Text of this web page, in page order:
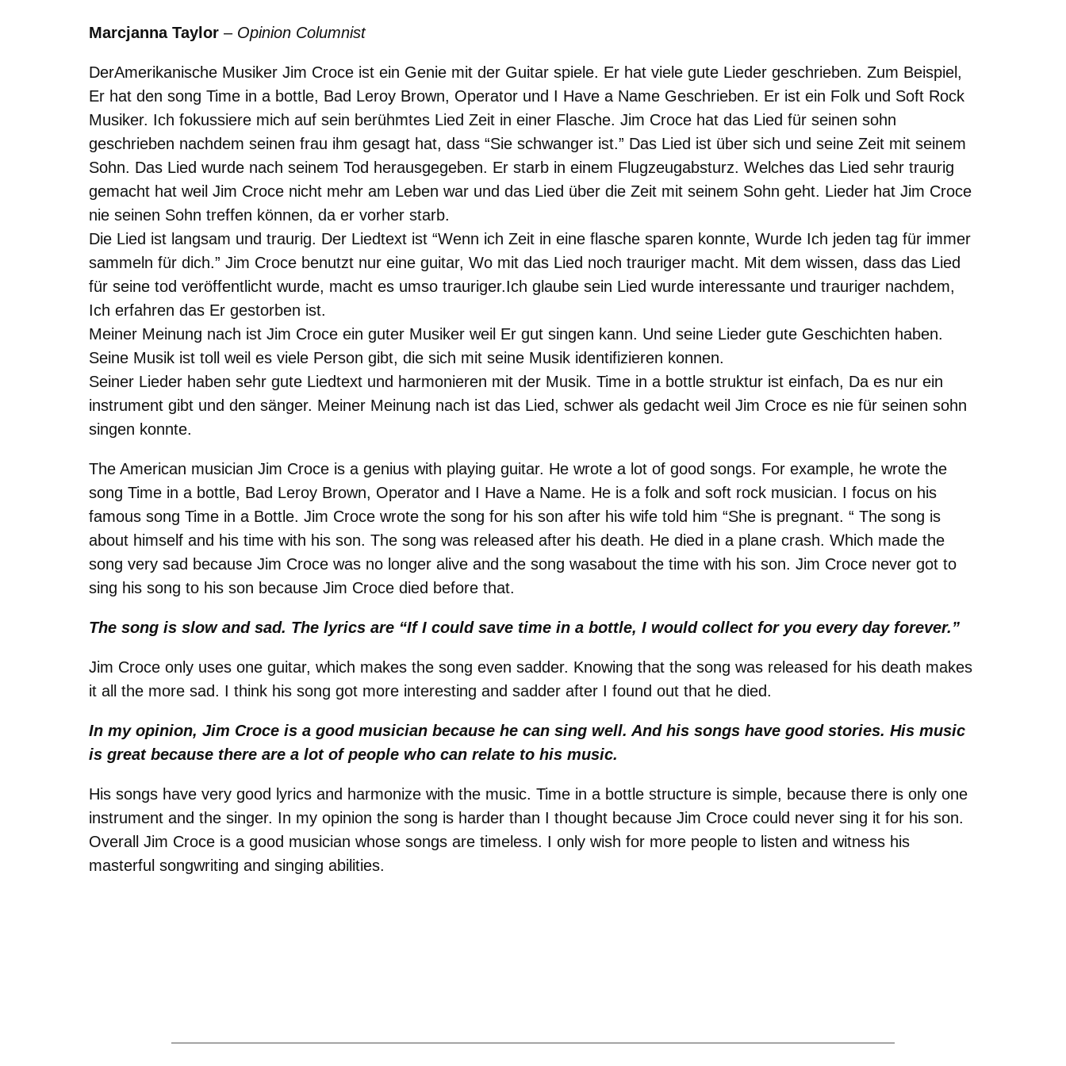
Marcjanna Taylor – Opinion Columnist
DerAmerikanische Musiker Jim Croce ist ein Genie mit der Guitar spiele. Er hat viele gute Lieder geschrieben. Zum Beispiel,
Er hat den song Time in a bottle, Bad Leroy Brown, Operator und I Have a Name Geschrieben. Er ist ein Folk und Soft Rock
Musiker. Ich fokussiere mich auf sein berühmtes Lied Zeit in einer Flasche. Jim Croce hat das Lied für seinen sohn
geschrieben nachdem seinen frau ihm gesagt hat, dass “Sie schwanger ist.” Das Lied ist über sich und seine Zeit mit seinem
Sohn. Das Lied wurde nach seinem Tod herausgegeben. Er starb in einem Flugzeugabsturz. Welches das Lied sehr traurig
gemacht hat weil Jim Croce nicht mehr am Leben war und das Lied über die Zeit mit seinem Sohn geht. Lieder hat Jim Croce
nie seinen Sohn treffen können, da er vorher starb.
Die Lied ist langsam und traurig. Der Liedtext ist “Wenn ich Zeit in eine flasche sparen konnte, Wurde Ich jeden tag für immer
sammeln für dich.” Jim Croce benutzt nur eine guitar, Wo mit das Lied noch trauriger macht. Mit dem wissen, dass das Lied
für seine tod veröffentlicht wurde, macht es umso trauriger.Ich glaube sein Lied wurde interessante und trauriger nachdem,
Ich erfahren das Er gestorben ist.
Meiner Meinung nach ist Jim Croce ein guter Musiker weil Er gut singen kann. Und seine Lieder gute Geschichten haben.
Seine Musik ist toll weil es viele Person gibt, die sich mit seine Musik identifizieren konnen.
Seiner Lieder haben sehr gute Liedtext und harmonieren mit der Musik. Time in a bottle struktur ist einfach, Da es nur ein
instrument gibt und den sänger. Meiner Meinung nach ist das Lied, schwer als gedacht weil Jim Croce es nie für seinen sohn
singen konnte.
The American musician Jim Croce is a genius with playing guitar. He wrote a lot of good songs. For example, he wrote the
song Time in a bottle, Bad Leroy Brown, Operator and I Have a Name. He is a folk and soft rock musician. I focus on his
famous song Time in a Bottle. Jim Croce wrote the song for his son after his wife told him “She is pregnant. “ The song is
about himself and his time with his son. The song was released after his death. He died in a plane crash. Which made the
song very sad because Jim Croce was no longer alive and the song wasabout the time with his son. Jim Croce never got to
sing his song to his son because Jim Croce died before that.
The song is slow and sad. The lyrics are “If I could save time in a bottle, I would collect for you every day forever.”
Jim Croce only uses one guitar, which makes the song even sadder. Knowing that the song was released for his death makes
it all the more sad. I think his song got more interesting and sadder after I found out that he died.
In my opinion, Jim Croce is a good musician because he can sing well. And his songs have good stories. His music
is great because there are a lot of people who can relate to his music.
His songs have very good lyrics and harmonize with the music. Time in a bottle structure is simple, because there is only one
instrument and the singer. In my opinion the song is harder than I thought because Jim Croce could never sing it for his son.
Overall Jim Croce is a good musician whose songs are timeless. I only wish for more people to listen and witness his
masterful songwriting and singing abilities.